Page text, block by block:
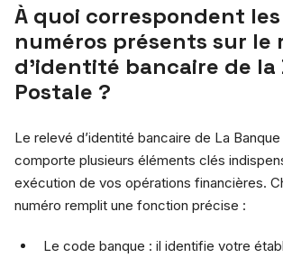
À quoi correspondent
numéros présents sur le
d’identité bancaire de la
Postale ?
Le relevé d’identité bancaire de La
comporte plusieurs éléments clés
exécution de vos opérations financières.
numéro remplit une fonction précise :
Le code banque : il identifie votre